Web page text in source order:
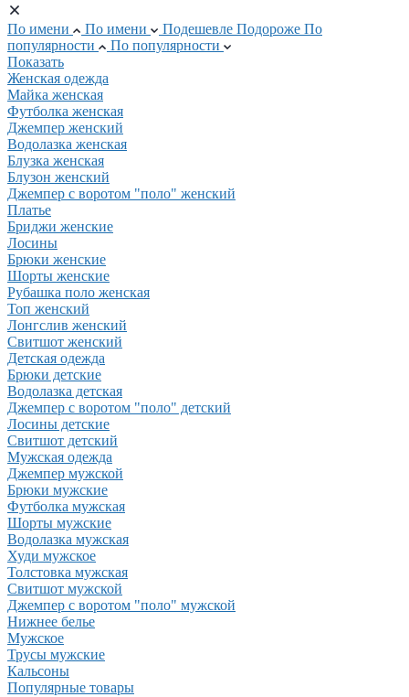
По имени По имени Подешевле Подороже По
популярности
По популярности
Показать
Женская одежда
Майка женская
Футболка женская
Джемпер женский
Водолазка женская
Блузка женская
Блузон женский
Джемпер с воротом "поло" женский
Платье
Бриджи женские
Лосины
Брюки женские
Шорты женские
Рубашка поло женская
Топ женский
Лонгслив женский
Свитшот женский
Детская одежда
Брюки детские
Водолазка детская
Джемпер с воротом "поло" детский
Лосины детские
Свитшот детский
Мужская одежда
Джемпер мужской
Брюки мужские
Футболка мужская
Шорты мужские
Водолазка мужская
Худи мужское
Толстовка мужская
Свитшот мужской
Джемпер с воротом "поло" мужской
Нижнее белье
Мужское
Трусы мужские
Кальсоны
Популярные товары